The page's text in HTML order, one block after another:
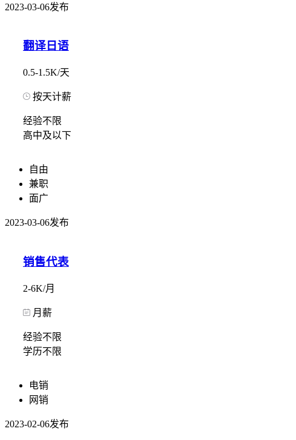
2023-03-06发布
翻译日语
0.5-1.5K/天
按天计薪
经验不限
高中及以下
自由
兼职
面广
2023-03-06发布
销售代表
2-6K/月
月薪
经验不限
学历不限
电销
网销
2023-02-06发布